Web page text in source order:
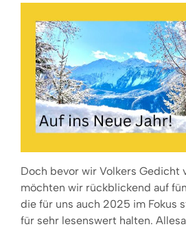
Doch bevor wir Volkers Gedicht
möchten wir rückblickend auf
die für uns auch 2025 im Fokus
für sehr lesenswert halten.